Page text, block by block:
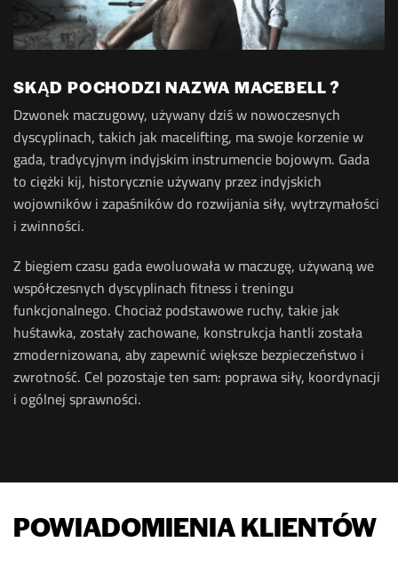
SKĄD POCHODZI NAZWA MACEBELL ?
Dzwonek maczugowy, używany dziś w nowoczesnych
dyscyplinach, takich jak macelifting, ma swoje korzenie w
gada, tradycyjnym indyjskim instrumencie bojowym. Gada
to ciężki kij, historycznie używany przez indyjskich
wojowników i zapaśników do rozwijania siły, wytrzymałości
i zwinności.
Z biegiem czasu gada ewoluowała w maczugę, używaną we
współczesnych dyscyplinach fitness i treningu
funkcjonalnego. Chociaż podstawowe ruchy, takie jak
huśtawka, zostały zachowane, konstrukcja hantli została
zmodernizowana, aby zapewnić większe bezpieczeństwo i
zwrotność. Cel pozostaje ten sam: poprawa siły, koordynacji
i ogólnej sprawności.
POWIADOMIENIA KLIENTÓW